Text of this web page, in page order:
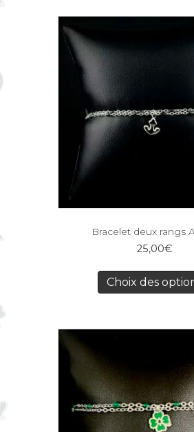
Bracelet deux rangs
25,00€
Choix des